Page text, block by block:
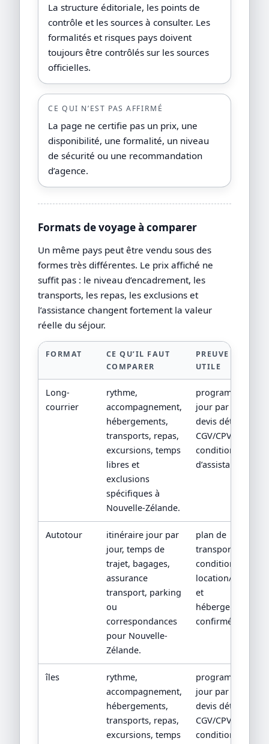
La structure éditoriale, les points de
contrôle et les sources à consulter. Les
formalités et risques pays doivent
toujours être contrôlés sur les sources
officielles.
CE QUI N’EST PAS AFFIRMÉ
La page ne certifie pas un prix, une
disponibilité, une formalité, un niveau
de sécurité ou une recommandation
d’agence.
Formats de voyage à comparer
Un même pays peut être vendu sous des
formes très différentes. Le prix affiché ne
suffit pas : le niveau d’encadrement, les
transports, les repas, les exclusions et
l’assistance changent fortement la valeur
réelle du séjour.
FORMAT
CE QU’IL FAUT
COMPARER
PREUVE
UTILE
Long-
courrier
rythme,
accompagnement,
hébergements,
transports, repas,
excursions, temps
libres et
exclusions
spécifiques à
Nouvelle-Zélande.
programme
jour par jour,
devis détaillé,
CGV/CPV et
conditions
d’assistance.
Autotour
itinéraire jour par
jour, temps de
trajet, bagages,
assurance
transport, parking
ou
correspondances
pour Nouvelle-
Zélande.
plan de
transport,
conditions
location/train
et
hébergements
confirmés.
îles
rythme,
accompagnement,
hébergements,
transports, repas,
excursions, temps
programme
jour par jour,
devis détaillé,
CGV/CPV et
conditions